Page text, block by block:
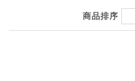
商品排序